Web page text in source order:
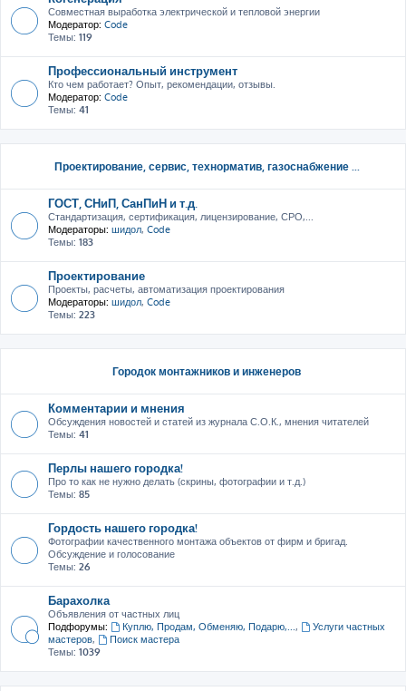
Совместная выработка электрической и тепловой энергии
Модератор: Code
Темы: 119
Профессиональный инструмент
Кто чем работает? Опыт, рекомендации, отзывы.
Модератор: Code
Темы: 41
Проектирование, сервис, тeхнорматив, газоснабжение ...
ГОСТ, СНиП, СанПиН и т.д.
Стандартизация, сертификация, лицензирование, СРО,...
Модераторы: шидол, Code
Темы: 183
Проектирование
Проекты, расчеты, автоматизация проектирования
Модераторы: шидол, Code
Темы: 223
Городок монтажников и инженеров
Комментарии и мнения
Обсуждения новостей и статей из журнала С.О.К., мнения читателей
Темы: 41
Перлы нашего городка!
Про то как не нужно делать (скрины, фотографии и т.д.)
Темы: 85
Гордость нашего городка!
Фотографии качественного монтажа объектов от фирм и бригад.
Обсуждение и голосование
Темы: 26
Барахолка
Объявления от частных лиц
Подфорумы:
Куплю, Продам, Обменяю, Подарю,...,
Услуги частных
мастеров,
Поиск мастера
Темы: 1039